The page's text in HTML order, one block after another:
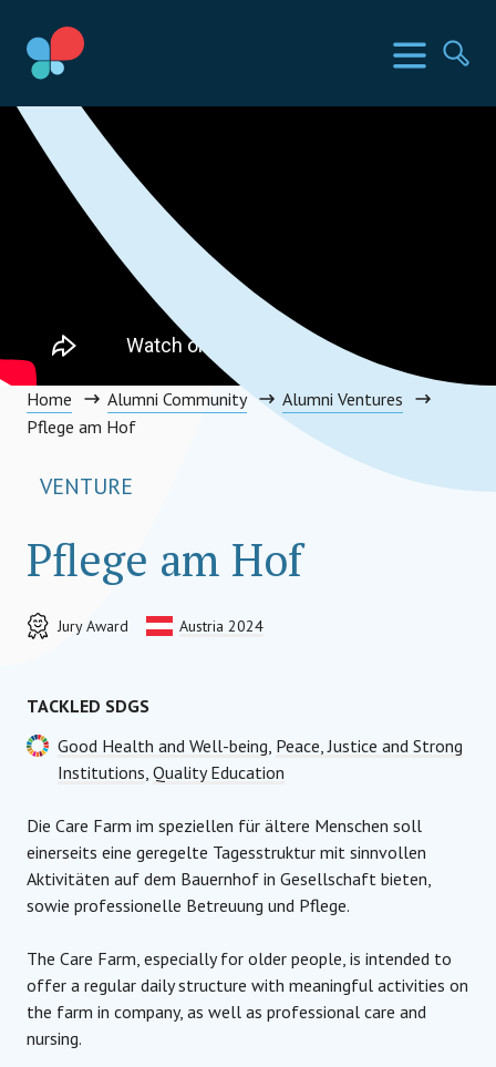
zum
Inhalt
Menü
SIA Länder
Home Alumni Community
Alumni Ventures
Pflege am Hof
VENTURE
Pflege am Hof
Jury Award Austria 2024
TACKLED SDGS
Good Health and Well-being, Peace, Justice and Strong
Institutions, Quality Education
Die Care Farm im speziellen für ältere Menschen soll
einerseits eine geregelte Tagesstruktur mit sinnvollen
Aktivitäten auf dem Bauernhof in Gesellschaft bieten,
sowie professionelle Betreuung und Pflege.
The Care Farm, especially for older people, is intended to
offer a regular daily structure with meaningful activities on
the farm in company, as well as professional care and
nursing.